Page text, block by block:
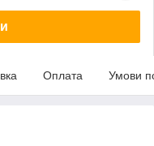
Оплата Умови